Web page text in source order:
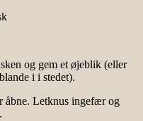
og gem et øjeblik (eller
i i stedet).
åbne. Letknus ingefær og